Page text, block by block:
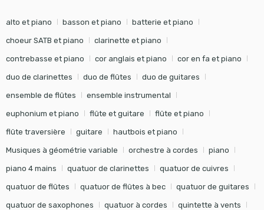
alto et piano basson et piano batterie et piano
choeur SATB et piano clarinette et piano
contrebasse et piano cor anglais et piano cor en fa et piano
duo de clarinettes duo de flûtes duo de guitares
ensemble de flûtes ensemble instrumental
euphonium et piano flûte et guitare flûte et piano
flûte traversière guitare hautbois et piano
Musiques à géométrie variable orchestre à cordes piano
piano 4 mains quatuor de clarinettes quatuor de cuivres
quatuor de flûtes quatuor de flûtes à bec quatuor de guitares
quatuor de saxophones quatuor à cordes quintette à vents